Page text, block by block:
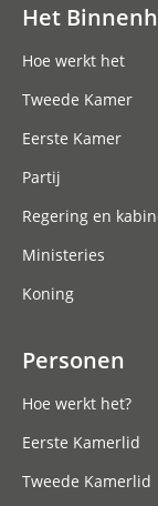
Het
Hoe werkt het
Tweede Kamer
Eerste Kamer
Partij
Regering en
Ministeries
Koning
Personen
Hoe werkt het?
Eerste Kamerlid
Tweede Kamerlid